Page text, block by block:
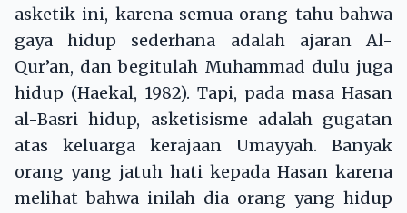
asketik ini, karena semua orang tahu bahwa
gaya hidup sederhana adalah ajaran Al-
Qur’an, dan begitulah Muhammad dulu juga
hidup (Haekal, 1982). Tapi, pada masa Hasan
al-Basri hidup, asketisisme adalah gugatan
atas keluarga kerajaan Umayyah. Banyak
orang yang jatuh hati kepada Hasan karena
melihat bahwa inilah dia orang yang hidup